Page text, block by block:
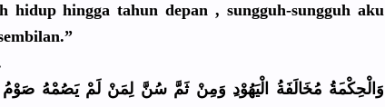
hidup hingga tahun depan , sungguh-sungguh aku
.”
وَالْحِكْمَةُ مُخَالَفَة ُ الْيَهُوْد وَمِنْ ثَمَّ سُنَّ لِمَنْ لَمْ يَصُمْهُ صَوْمُ